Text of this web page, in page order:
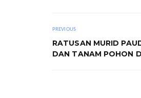
PREVIOUS
RATUSAN MURID
DAN TANAM POHON